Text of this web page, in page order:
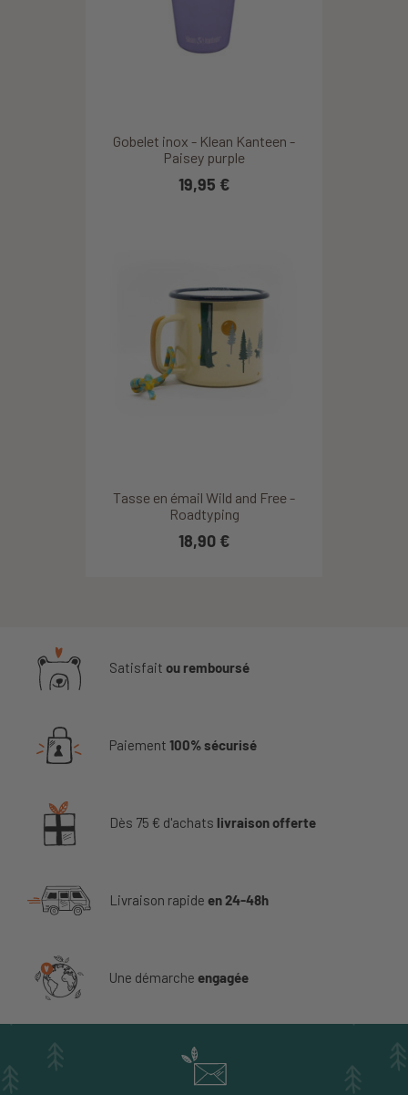
Gobelet inox - Klean Kanteen -
Paisey purple
19,95 €
Tasse en émail Wild and Free -
Roadtyping
18,90 €
Satisfait ou remboursé
Paiement 100% sécurisé
Dès 75 € d'achats livraison offerte
Livraison rapide en 24-48h
Une démarche engagée